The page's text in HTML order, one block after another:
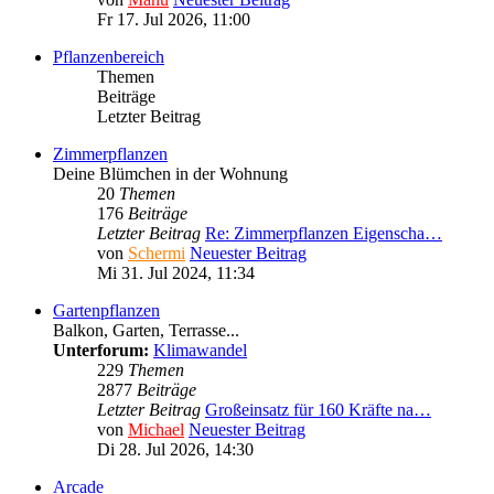
Fr 17. Jul 2026, 11:00
Pflanzenbereich
Themen
Beiträge
Letzter Beitrag
Zimmerpflanzen
Deine Blümchen in der Wohnung
20 Themen
176 Beiträge
Letzter Beitrag Re: Zimmerpflanzen Eigenscha…
von Schermi Neuester Beitrag
Mi 31. Jul 2024, 11:34
Gartenpflanzen
Balkon, Garten, Terrasse...
Unterforum: Klimawandel
229 Themen
2877 Beiträge
Letzter Beitrag Großeinsatz für 160 Kräfte na…
von Michael Neuester Beitrag
Di 28. Jul 2026, 14:30
Arcade